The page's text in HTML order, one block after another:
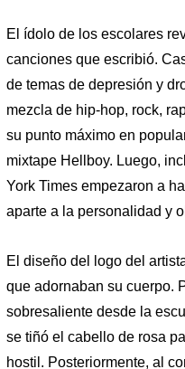
El ídolo de los escolares
canciones que escribió.
de temas de depresión y
mezcla de hip-hop, rock,
su punto máximo en
mixtape Hellboy. Luego,
York Times empezaron a
aparte a la personalidad y
El diseño del logo del
que adornaban su cuerpo.
sobresaliente desde la
se tiñó el cabello de rosa
hostil. Posteriormente, al